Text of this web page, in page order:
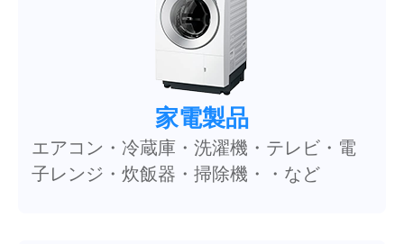
家電製品
エアコン・冷蔵庫・洗濯機・テレビ・電
子レンジ・炊飯器・掃除機・・など